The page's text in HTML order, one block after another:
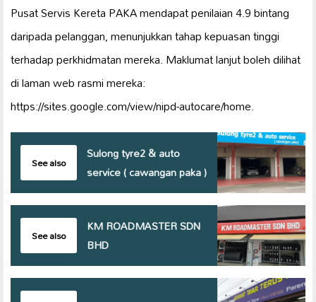
Pusat Servis Kereta PAKA mendapat penilaian 4.9 bintang
daripada pelanggan, menunjukkan tahap kepuasan tinggi
terhadap perkhidmatan mereka. Maklumat lanjut boleh dilihat
di laman web rasmi mereka:
https://sites.google.com/view/nipd-autocare/home.
See also
Sulong tyre2 & auto
service ( cawangan paka )
See also
KM ROADMASTER SDN
BHD